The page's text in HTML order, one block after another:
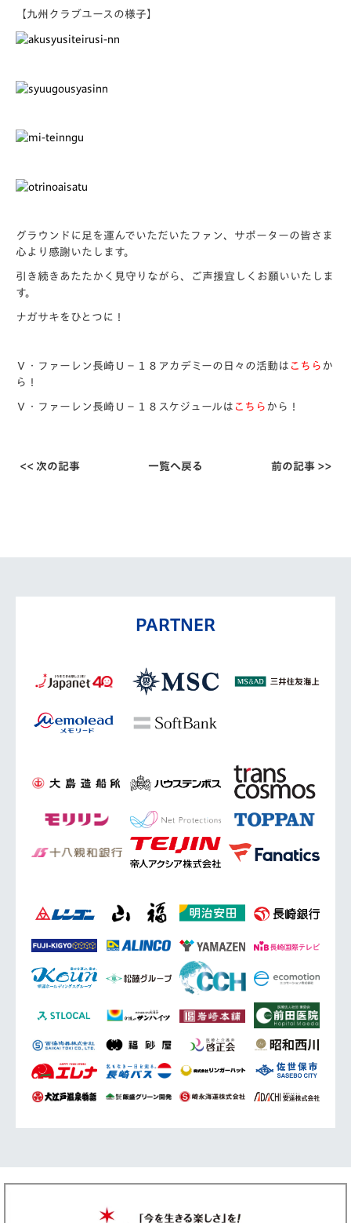
【九州クラブユースの様子】
グラウンドに足を運んでいただいたファン、サポーターの皆さま
心より感謝いたします。
引き続きあたたかく見守りながら、ご声援宜しくお願いいたしま
す。
ナガサキをひとつに！
Ｖ・ファーレン長崎Ｕ－１８アカデミーの日々の活動は こちら か
ら！
Ｖ・ファーレン長崎Ｕ－１８スケジュールは こちら から！
<< 次の記事 一覧へ戻る 前の記事 >>
PARTNER